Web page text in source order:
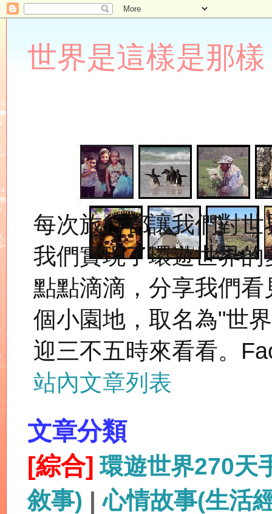
世界是這樣是那樣
每次旅行都讓我們對
我們實現了環遊世界
點點滴滴，分享我們
個小園地，取名為"世
迎三不五時來看看。
站內文章列表
文章分類
[綜合] 環遊世界270天
敘事) |心情故事(生活